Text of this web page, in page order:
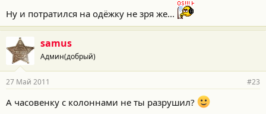
Ну и потратился на одёжку не зря же...
samus
Админ(добрый)
27 Май 2011 #23
А часовенку с колоннами не ты разрушил?